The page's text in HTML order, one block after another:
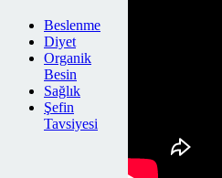
Beslenme
Diyet
Organik
Besin
Sağlık
Şefin
Tavsiyesi